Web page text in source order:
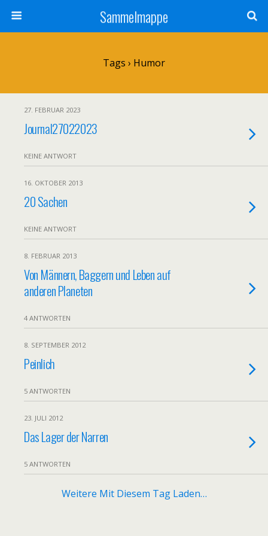
Sammelmappe
Tags › Humor
27. FEBRUAR 2023
Journal27022023
KEINE ANTWORT
16. OKTOBER 2013
20 Sachen
KEINE ANTWORT
8. FEBRUAR 2013
Von Männern, Baggern und Leben auf
anderen Planeten
4 ANTWORTEN
8. SEPTEMBER 2012
Peinlich
5 ANTWORTEN
23. JULI 2012
Das Lager der Narren
5 ANTWORTEN
Weitere Mit Diesem Tag Laden…